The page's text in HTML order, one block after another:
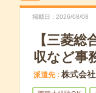
掲載日 2026/08/08
【三菱
収など事
派遣先 株式会